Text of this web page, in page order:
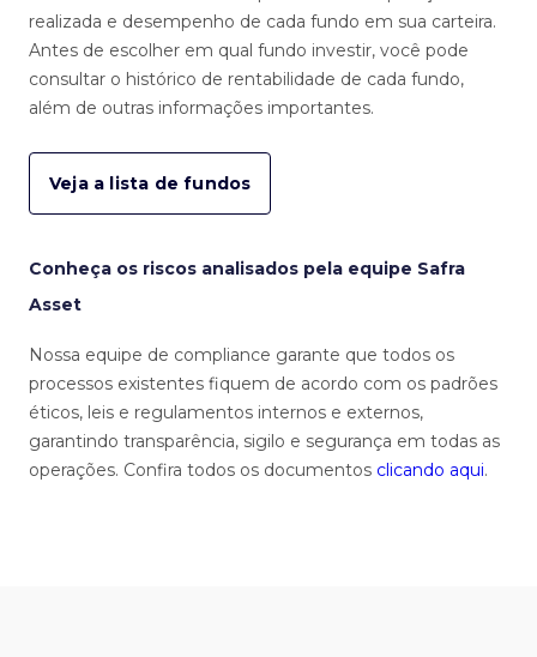
realizada e desempenho de cada fundo em sua carteira.
Antes de escolher em qual fundo investir, você pode
consultar o histórico de rentabilidade de cada fundo,
além de outras informações importantes.
Veja a lista de fundos
Conheça os riscos analisados pela equipe Safra
Asset
Nossa equipe de compliance garante que todos os
processos existentes fiquem de acordo com os padrões
éticos, leis e regulamentos internos e externos,
garantindo transparência, sigilo e segurança em todas as
operações. Confira todos os documentos clicando aqui.